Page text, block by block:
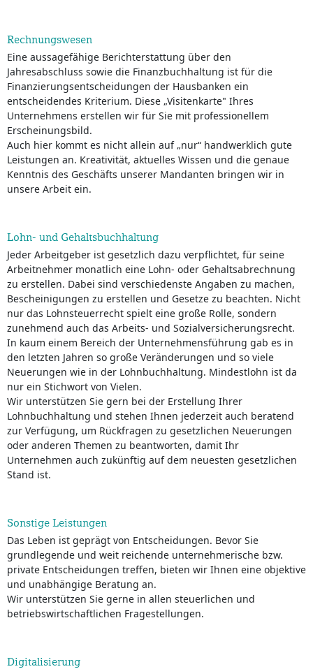
Rechnungswesen
Eine aussagefähige Berichterstattung über den
Jahresabschluss sowie die Finanzbuchhaltung ist für die
Finanzierungsentscheidungen der Hausbanken ein
entscheidendes Kriterium. Diese „Visitenkarte" Ihres
Unternehmens erstellen wir für Sie mit professionellem
Erscheinungsbild.
Auch hier kommt es nicht allein auf „nur“ handwerklich gute
Leistungen an. Kreativität, aktuelles Wissen und die genaue
Kenntnis des Geschäfts unserer Mandanten bringen wir in
unsere Arbeit ein.
Lohn- und Gehaltsbuchhaltung
Jeder Arbeitgeber ist gesetzlich dazu verpflichtet, für seine
Arbeitnehmer monatlich eine Lohn- oder Gehaltsabrechnung
zu erstellen. Dabei sind verschiedenste Angaben zu machen,
Bescheinigungen zu erstellen und Gesetze zu beachten. Nicht
nur das Lohnsteuerrecht spielt eine große Rolle, sondern
zunehmend auch das Arbeits- und Sozialversicherungsrecht.
In kaum einem Bereich der Unternehmensführung gab es in
den letzten Jahren so große Veränderungen und so viele
Neuerungen wie in der Lohnbuchhaltung. Mindestlohn ist da
nur ein Stichwort von Vielen.
Wir unterstützen Sie gern bei der Erstellung Ihrer
Lohnbuchhaltung und stehen Ihnen jederzeit auch beratend
zur Verfügung, um Rückfragen zu gesetzlichen Neuerungen
oder anderen Themen zu beantworten, damit Ihr
Unternehmen auch zukünftig auf dem neuesten gesetzlichen
Stand ist.
Sonstige Leistungen
Das Leben ist geprägt von Entscheidungen. Bevor Sie
grundlegende und weit reichende unternehmerische bzw.
private Entscheidungen treffen, bieten wir Ihnen eine objektive
und unabhängige Beratung an.
Wir unterstützen Sie gerne in allen steuerlichen und
betriebswirtschaftlichen Fragestellungen.
Digitalisierung